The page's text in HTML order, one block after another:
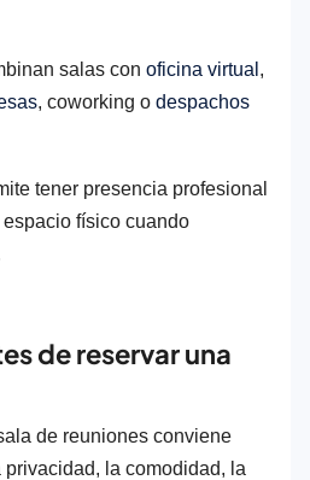
salas con oficina virtual ,
, coworking o despachos
tener presencia profesional
físico cuando
de reservar una
de reuniones conviene
la comodidad, la